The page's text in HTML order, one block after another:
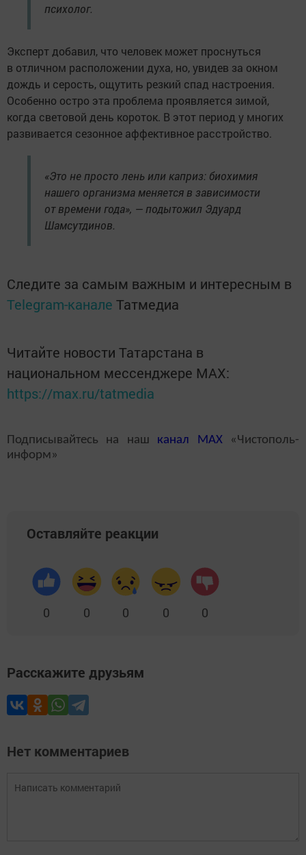
психолог.
Эксперт добавил, что человек может проснуться
в отличном расположении духа, но, увидев за окном
дождь и серость, ощутить резкий спад настроения.
Особенно остро эта проблема проявляется зимой,
когда световой день короток. В этот период у многих
развивается сезонное аффективное расстройство.
«Это не просто лень или каприз: биохимия
нашего организма меняется в зависимости
от времени года», — подытожил Эдуард
Шамсутдинов.
Следите за самым важным и интересным в
Telegram-канале Татмедиа
Читайте новости Татарстана в
национальном мессенджере MАХ:
https://max.ru/tatmedia
Подписывайтесь на наш канал MAX«Чистополь-
информ»
Оставляйте реакции
0 0 0 0 0
Расскажите друзьям
Нет комментариев